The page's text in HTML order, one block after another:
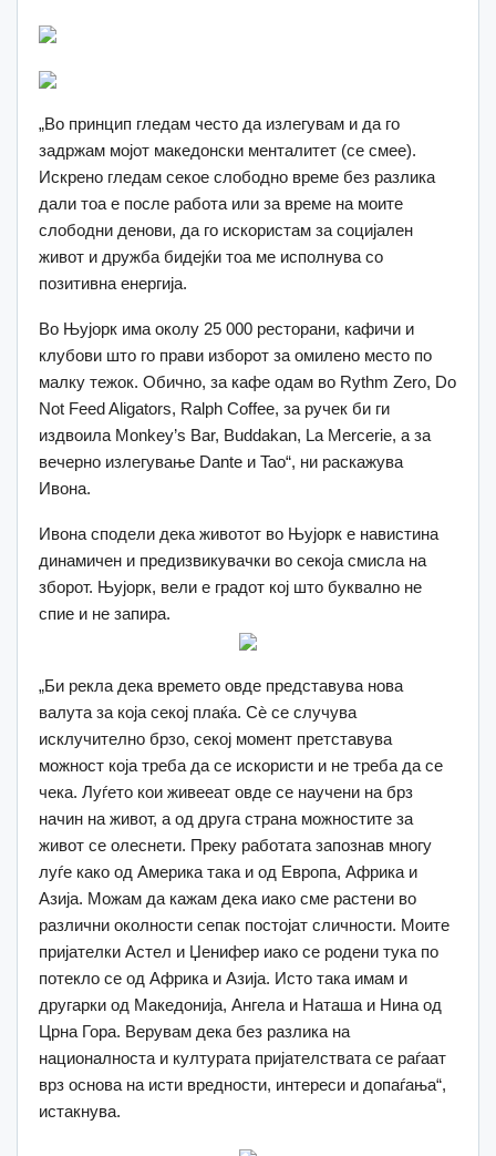
„Во принцип гледам често да излегувам и да го
задржам мојот македонски менталитет (се смее).
Искрено гледам секое слободно време без разлика
дали тоа е после работа или за време на моите
слободни денови, да го искористам за социјален
живот и дружба бидејќи тоа ме исполнува со
позитивна енергија.
Bo Њујорк има околу 25 000 ресторани, кафичи и
клубови што го прави изборот за омилено место по
малку тежок. Обично, за кафе одам во Rythm Zero, Do
Not Feed Aligators, Ralph Coffee, за ручек би ги
издвоила Monkey’s Bar, Buddakan, La Mercerie, а за
вечерно излегување Dante и Tao“, ни раскажува
Ивона.
Ивона сподели дека животот во Њујорк е навистина
динамичен и предизвикувачки во секоја смисла на
зборот. Њујорк, вели е градот кој што буквално не
спие и не запира.
„Би рекла дека времето овде представува нова
валута за која секој плаќа. Сѐ се случува
исклучително брзо, секој момент претставува
можност која треба да се искористи и не треба да се
чека. Луѓето кои живееат овде се научени на брз
начин на живот, а од друга страна можностите за
живот се олеснети. Преку работата запознав многу
луѓе како од Америка така и од Европа, Африка и
Азија. Можам да кажам дека иако сме растени во
различни околности сепак постојат сличности. Моите
пријателки Астел и Џенифер иако се родени тука по
потекло се од Африка и Азија. Исто така имам и
другарки од Македонија, Ангела и Наташа и Нина од
Црна Гора. Верувам дека без разлика на
националноста и културата пријателствата се раѓаат
врз основа на исти вредности, интереси и допаѓања“,
истакнува.